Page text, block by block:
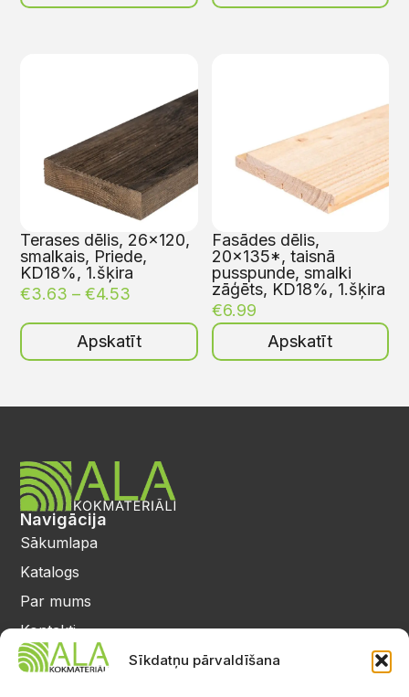
Sīkdatņu pārvaldīšana
Terases dēlis, 26×120,
smalkais, Priede,
KD18%, 1.šķira
€3.63 – €4.53
Apskatīt
Fasādes dēlis,
20×135*, taisnā
pusspunde, smalki
zāģēts, KD18%, 1.šķira
€6.99
Apskatīt
Navigācija
Sākumlapa
Katalogs
Par mums
Kontakti
Privātuma politika